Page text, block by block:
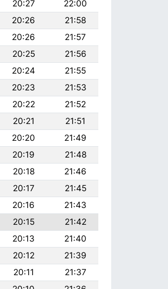
20:27
22:00
20:26
21:58
20:26
21:57
20:25
21:56
20:24
21:55
20:23
21:53
20:22
21:52
20:21
21:51
20:20
21:49
20:19
21:48
20:18
21:46
20:17
21:45
20:16
21:43
20:15
21:42
20:13
21:40
20:12
21:39
20:11
21:37